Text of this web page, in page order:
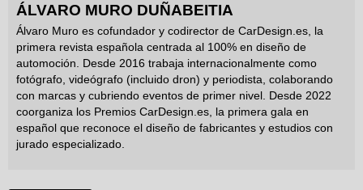
ÁLVARO MURO DUÑABEITIA
Álvaro Muro es cofundador y codirector de CarDesign.es, la
primera revista española centrada al 100% en diseño de
automoción. Desde 2016 trabaja internacionalmente como
fotógrafo, videógrafo (incluido dron) y periodista, colaborando
con marcas y cubriendo eventos de primer nivel. Desde 2022
coorganiza los Premios CarDesign.es, la primera gala en
español que reconoce el diseño de fabricantes y estudios con
jurado especializado.